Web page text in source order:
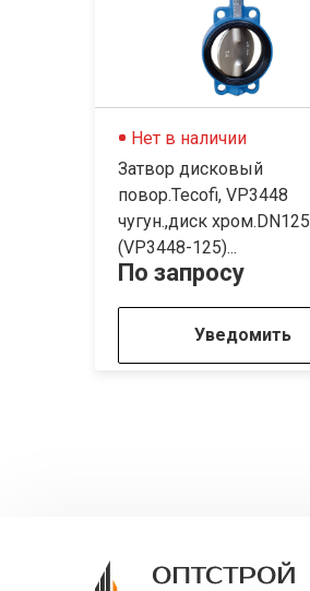
Нет в наличии
Затвор дисковый
повор.Tecofi, VP3448
чугун.,диск хром.DN125
(VP3448-125)...
По запросу
Уведомить